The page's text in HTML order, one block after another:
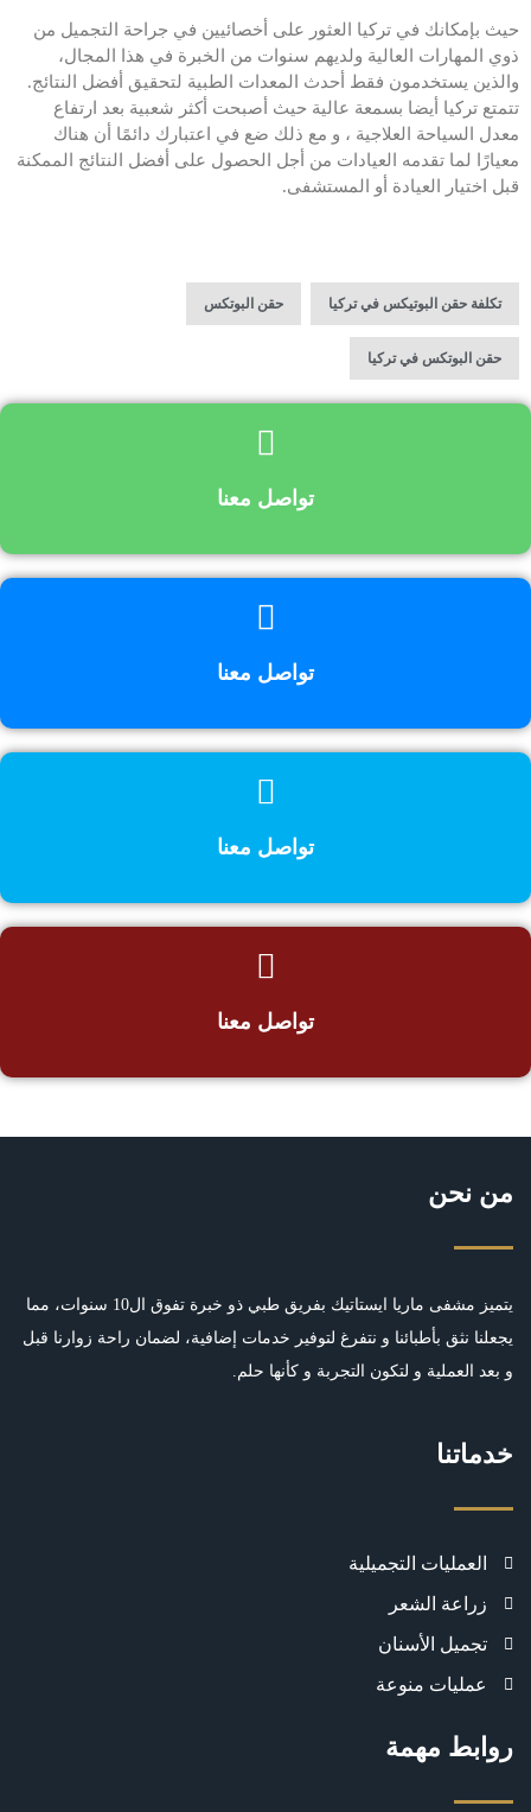
حيث بإمكانك في تركيا العثور على أخصائيين في جراحة التجميل من
ذوي المهارات العالية ولديهم سنوات من الخبرة في هذا المجال،
والذين يستخدمون فقط أحدث المعدات الطبية لتحقيق أفضل النتائج.
تتمتع تركيا أيضا بسمعة عالية حيث أصبحت أكثر شعبية بعد ارتفاع
معدل السياحة العلاجية ، و مع ذلك ضع في اعتبارك دائمًا أن هناك
معيارًا لما تقدمه العيادات من أجل الحصول على أفضل النتائج الممكنة
قبل اختيار العيادة أو المستشفى.
تكلفة حقن البوتيكس في تركيا حقن البوتكس
حقن البوتكس في تركيا
تواصل معنا
تواصل معنا
تواصل معنا
تواصل معنا
من نحن
يتميز مشفى ماريا ايستاتيك بفريق طبي ذو خبرة تفوق ال10 سنوات، مما
يجعلنا نثق بأطبائنا و نتفرغ لتوفير خدمات إضافية، لضمان راحة زوارنا قبل
و بعد العملية و لتكون التجربة و كأنها حلم.
خدماتنا
العمليات التجميلية
زراعة الشعر
تجميل الأسنان
عمليات منوعة
روابط مهمة